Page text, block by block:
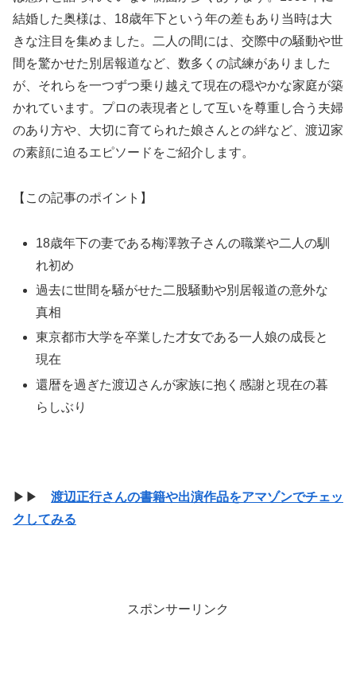
結婚した奥様は、18歳年下という年の差もあり当時は大
きな注目を集めました。二人の間には、交際中の騒動や世
間を驚かせた別居報道など、数多くの試練がありました
が、それらを一つずつ乗り越えて現在の穏やかな家庭が築
かれています。プロの表現者として互いを尊重し合う夫婦
のあり方や、大切に育てられた娘さんとの絆など、渡辺家
の素顔に迫るエピソードをご紹介します。
【この記事のポイント】
18歳年下の妻である梅澤敦子さんの職業や二人の馴
れ初め
過去に世間を騒がせた二股騒動や別居報道の意外な
真相
東京都市大学を卒業した才女である一人娘の成長と
現在
還暦を過ぎた渡辺さんが家族に抱く感謝と現在の暮
らしぶり
▶▶ 渡辺正行さんの書籍や出演作品をアマゾンでチェッ
クしてみる
スポンサーリンク